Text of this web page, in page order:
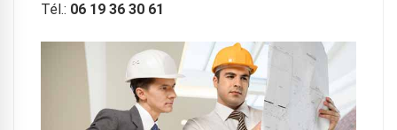
Tél.: 06 19 36 30 61